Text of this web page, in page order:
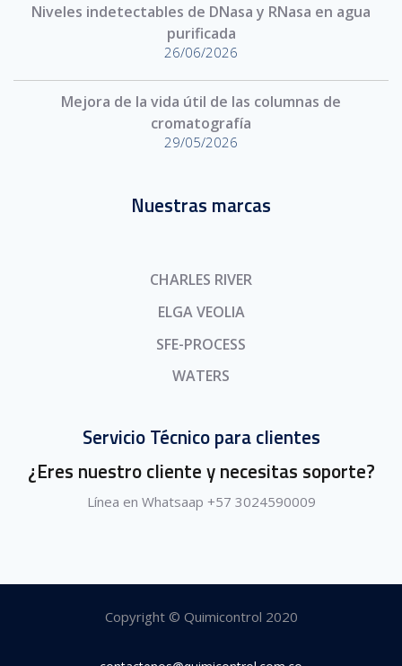
Niveles indetectables de DNasa y RNasa en agua
purificada
26/06/2026
Mejora de la vida útil de las columnas de
cromatografía
29/05/2026
Nuestras marcas
CHARLES RIVER
ELGA VEOLIA
SFE-PROCESS
WATERS
Servicio Técnico para clientes
¿Eres nuestro cliente y necesitas soporte?
Línea en Whatsaap +57 3024590009
Copyright © Quimicontrol 2020